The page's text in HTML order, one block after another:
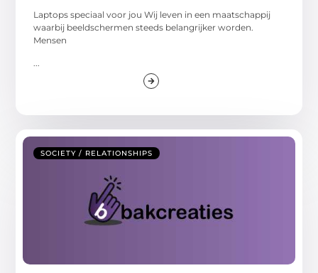
Laptops speciaal voor jou Wij leven in een maatschappij
waarbij beeldschermen steeds belangrijker worden.
Mensen
...
SOCIETY / RELATIONSHIPS